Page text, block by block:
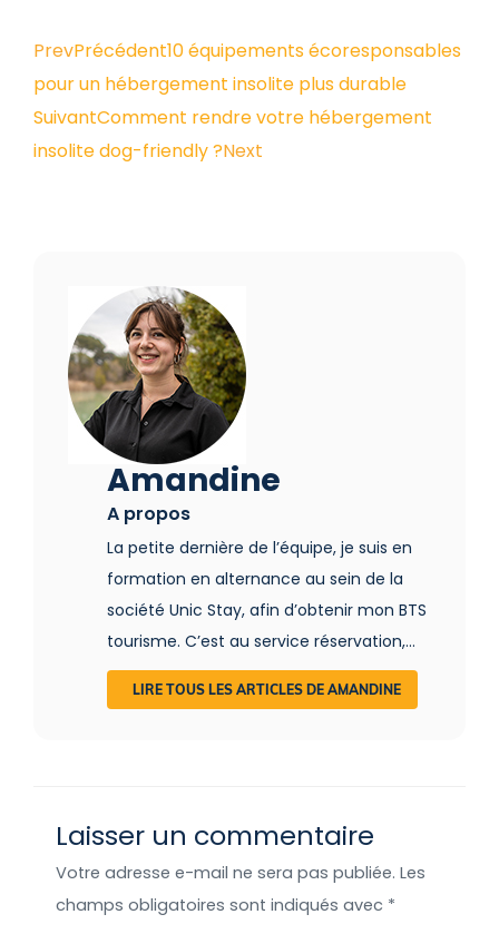
PrevPrécédent10 équipements écoresponsables
pour un hébergement insolite plus durable
SuivantComment rendre votre hébergement
insolite dog-friendly ?Next
Amandine
A propos
La petite dernière de l’équipe, je suis en
formation en alternance au sein de la
société Unic Stay, afin d’obtenir mon BTS
tourisme. C’est au service réservation,
accompagnée de mes acolytes Léa et
Cindy, que je conseille et guide les clients
également en contact avec les
de leurs réservations. C’est
accompagnée des meilleurs que je suis
LIRE TOUS LES ARTICLES DE AMANDINE
Laisser un commentaire
Votre adresse e-mail ne sera pas publiée. Les
champs obligatoires sont indiqués avec *